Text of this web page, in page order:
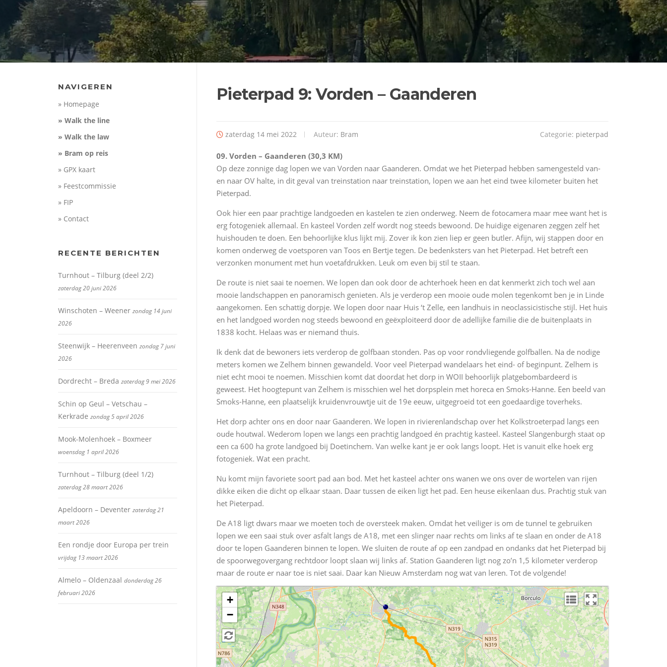
Pieterpad 9: Vorden – Gaanderen
zaterdag 14 mei 2022 Auteur: Bram Categorie: pieterpad
09. Vorden – Gaanderen (30,3 KM)
Op deze zonnige dag lopen we van Vorden naar Gaanderen. Omdat we het Pieterpad hebben samengesteld van-
en naar OV halte, in dit geval van treinstation naar treinstation, lopen we aan het eind twee kilometer buiten het
Pieterpad.
Ook hier een paar prachtige landgoeden en kastelen te zien onderweg. Neem de fotocamera maar mee want het is
erg fotogeniek allemaal. En kasteel Vorden zelf wordt nog steeds bewoond. De huidige eigenaren zeggen zelf het
huishouden te doen. Een behoorlijke klus lijkt mij. Zover ik kon zien liep er geen butler. Afijn, wij stappen door en
komen onderweg de voetsporen van Toos en Bertje tegen. De bedenksters van het Pieterpad. Het betreft een
verzonken monument met hun voetafdrukken. Leuk om even bij stil te staan.
De route is niet saai te noemen. We lopen dan ook door de achterhoek heen en dat kenmerkt zich toch wel aan
mooie landschappen en panoramisch genieten. Als je verderop een mooie oude molen tegenkomt ben je in Linde
aangekomen. Een schattig dorpje. We lopen door naar Huis ‘t Zelle, een landhuis in neoclassicistische stijl. Het huis
en het landgoed worden nog steeds bewoond en geëxploiteerd door de adellijke familie die de buitenplaats in
1838 kocht. Helaas was er niemand thuis.
Ik denk dat de bewoners iets verderop de golfbaan stonden. Pas op voor rondvliegende golfballen. Na de nodige
meters komen we Zelhem binnen gewandeld. Voor veel Pieterpad wandelaars het eind- of beginpunt. Zelhem is
niet echt mooi te noemen. Misschien komt dat doordat het dorp in WOII behoorlijk platgebombardeerd is
geweest. Het hoogtepunt van Zelhem is misschien wel het dorpsplein met horeca en Smoks-Hanne. Een beeld van
Smoks-Hanne, een plaatselijk kruidenvrouwtje uit de 19e eeuw, uitgegroeid tot een goedaardige toverheks.
Het dorp achter ons en door naar Gaanderen. We lopen in rivierenlandschap over het Kolkstroeterpad langs een
oude houtwal. Wederom lopen we langs een prachtig landgoed én prachtig kasteel. Kasteel Slangenburgh staat op
een ca 600 ha grote landgoed bij Doetinchem. Van welke kant je er ook langs loopt. Het is vanuit elke hoek erg
fotogeniek. Wat een pracht.
Nu komt mijn favoriete soort pad aan bod. Met het kasteel achter ons wanen we ons over de wortelen van rijen
dikke eiken die dicht op elkaar staan. Daar tussen de eiken ligt het pad. Een heuse eikenlaan dus. Prachtig stuk van
het Pieterpad.
De A18 ligt dwars maar we moeten toch de oversteek maken. Omdat het veiliger is om de tunnel te gebruiken
lopen we een saai stuk over asfalt langs de A18, met een slinger naar rechts om links af te slaan en onder de A18
door te lopen Gaanderen binnen te lopen. We sluiten de route af op een zandpad en ondanks dat het Pieterpad bij
de spoorwegovergang rechtdoor loopt slaan wij links af. Station Gaanderen ligt nog zo’n 1,5 kilometer verderop
maar de route er naar toe is niet saai. Daar kan Nieuw Amsterdam nog wat van leren. Tot de volgende!
+
−
NAVIGEREN
» Homepage
» Walk the line
» Walk the law
» Bram op reis
» GPX kaart
» Feestcommissie
» FIP
» Contact
RECENTE BERICHTEN
Turnhout – Tilburg (deel 2/2)
zaterdag 20 juni 2026
Winschoten – Weener zondag 14 juni
2026
Steenwijk – Heerenveen zondag 7 juni
2026
Dordrecht – Breda zaterdag 9 mei 2026
Schin op Geul – Vetschau –
Kerkrade zondag 5 april 2026
Mook-Molenhoek – Boxmeer
woensdag 1 april 2026
Turnhout – Tilburg (deel 1/2)
zaterdag 28 maart 2026
Apeldoorn – Deventer zaterdag 21
maart 2026
Een rondje door Europa per trein
vrijdag 13 maart 2026
Almelo – Oldenzaal donderdag 26
februari 2026